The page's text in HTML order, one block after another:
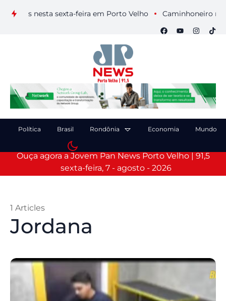
nesta sexta-feira em Porto Velho Caminhoneiro morre
Política Brasil Rondônia Economia Mundo
Ouça agora a Jovem Pan News Porto Velho | 91,5
sexta-feira, 7 - agosto - 2026
Jordana
1 Articles